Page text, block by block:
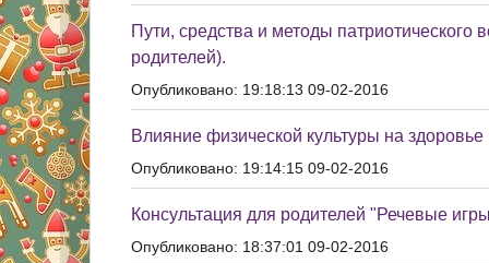
Пути, средства и методы патриотического
родителей).
Опубликовано: 19:18:13 09-02-2016
Влияние физической культуры на здоровье
Опубликовано: 19:14:15 09-02-2016
Консультация для родителей "Речевые
Опубликовано: 18:37:01 09-02-2016